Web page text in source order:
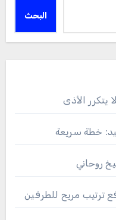
البحث
الأذى
خطة سريعة
روحاني
ترتيب مريح للطرفين